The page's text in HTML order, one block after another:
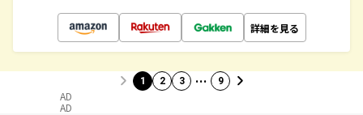
詳細を見る
1 2 3 … 9
AD
AD